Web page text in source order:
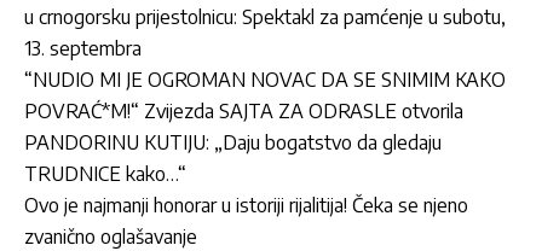
u crnogorsku prijestolnicu: Spektakl za pamćenje u subotu,
13. septembra
“NUDIO MI JE OGROMAN NOVAC DA SE SNIMIM KAKO
POVRAĆ*M!“ Zvijezda SAJTA ZA ODRASLE otvorila
PANDORINU KUTIJU: „Daju bogatstvo da gledaju
TRUDNICE kako…“
Ovo je najmanji honorar u istoriji rijalitija! Čeka se njeno
zvanično oglašavanje